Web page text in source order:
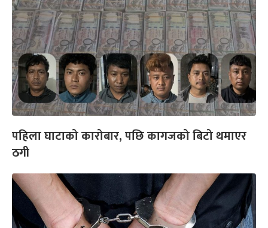
पहिला घाटाको कारोबार, पछि कागजको बिटो थमाएर
ठगी